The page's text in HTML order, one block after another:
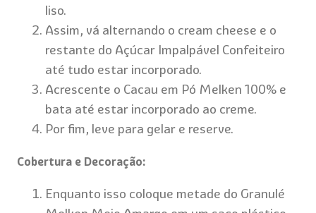
liso.
Assim, vá alternando o cream cheese e o
restante do Açúcar Impalpável Confeiteiro
até tudo estar incorporado.
Acrescente o Cacau em Pó Melken 100% e
bata até estar incorporado ao creme.
Por fim, leve para gelar e reserve.
Cobertura e Decoração:
Enquanto isso coloque metade do Granulé